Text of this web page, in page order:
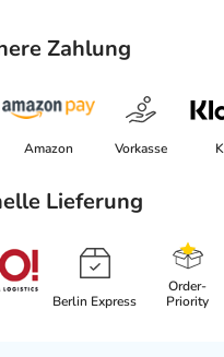
Zahlung
Amazon Vorkasse
Lieferung
Berlin Express
Order-
Priority